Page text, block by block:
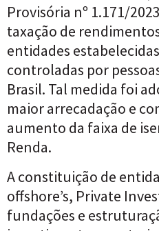
Provisória nº 1.171/
taxação de
entidades
controladas por
Brasil. Tal medida foi
maior arrecadação e
aumento da faixa de
Renda.
A constituição de
offshore’s, Private
fundações e